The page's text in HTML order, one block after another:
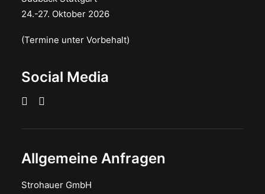
24.-27. Oktober 2026
(Termine unter Vorbehalt)
Social Media
Allgemeine Anfragen
Strohauer GmbH